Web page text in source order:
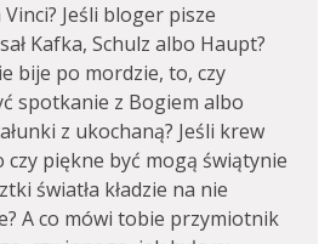
Jeśli bloger pisze
Kafka, Schulz albo Haupt?
bije po mordzie, to, czy
spotkanie z Bogiem albo
z ukochaną? Jeśli krew
piękne być mogą świątynie
światła kładzie na nie
A co mówi tobie przymiotnik